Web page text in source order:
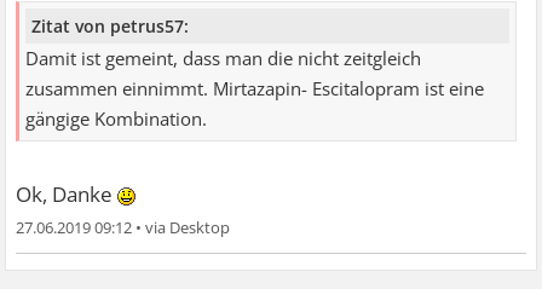
Zitat von petrus57:
Damit ist gemeint, dass man die nicht zeitgleich
zusammen einnimmt. Mirtazapin- Escitalopram ist eine
gängige Kombination.
Ok, Danke
27.06.2019 09:12 •